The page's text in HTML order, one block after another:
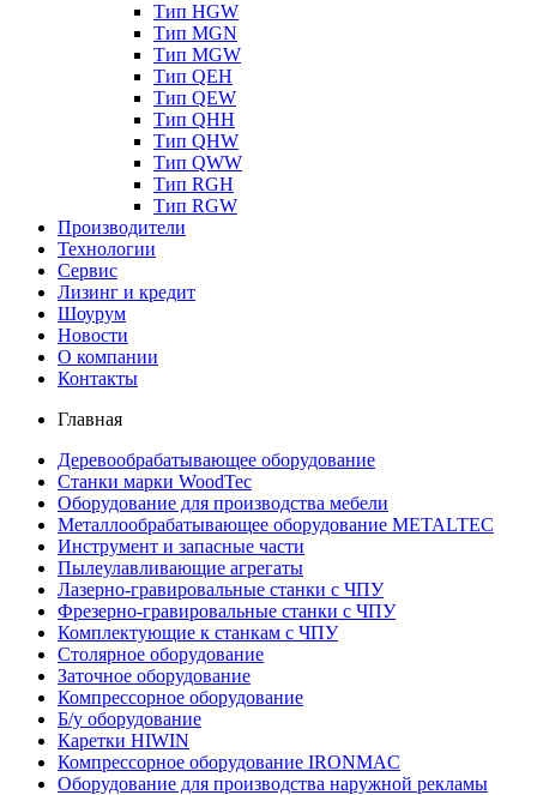
Тип HGW
Тип MGN
Тип MGW
Тип QEH
Тип QEW
Тип QHH
Тип QHW
Тип QWW
Тип RGH
Тип RGW
Производители
Технологии
Сервис
Лизинг и кредит
Шоурум
Новости
О компании
Контакты
Главная
Деревообрабатывающее оборудование
Станки марки WoodTec
Оборудование для производства мебели
Металлообрабатывающее оборудование METALTEC
Инструмент и запасные части
Пылеулавливающие агрегаты
Лазерно-гравировальные станки с ЧПУ
Фрезерно-гравировальные станки с ЧПУ
Комплектующие к станкам с ЧПУ
Столярное оборудование
Заточное оборудование
Компрессорное оборудование
Б/у оборудование
Каретки HIWIN
Компрессорное оборудование IRONMAC
Оборудование для производства наружной рекламы